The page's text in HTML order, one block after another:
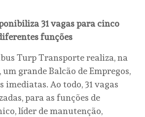
31 vagas para cinco
funções
Turp Transporte realiza, na
grande Balcão de Empregos,
imediatas. Ao todo, 31 vagas
para as funções de
líder de manutenção,